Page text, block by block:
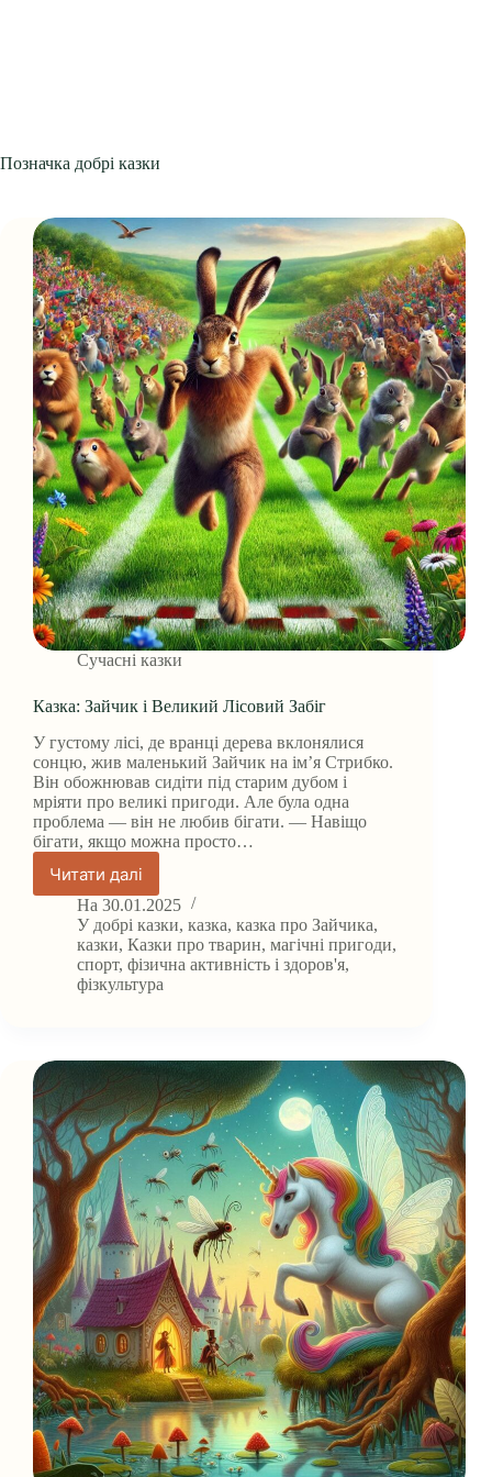
Позначка добрі казки
Сучасні казки
Казка: Зайчик і Великий Лісовий Забіг
У густому лісі, де вранці дерева вклонялися
сонцю, жив маленький Зайчик на ім’я Стрибко.
Він обожнював сидіти під старим дубом і
мріяти про великі пригоди. Але була одна
проблема — він не любив бігати. — Навіщо
бігати, якщо можна просто…
Читати далі
Казка:
Зайчик
і
Великий
Лісовий
Забіг
На 30.01.2025
У добрі казки,казка,казка про Зайчика,
казки, Казки про тварин, магічні пригоди,
спорт, фізична активність і здоров'я,
фізкультура